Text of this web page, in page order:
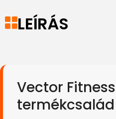
LEÍRÁS
Vector